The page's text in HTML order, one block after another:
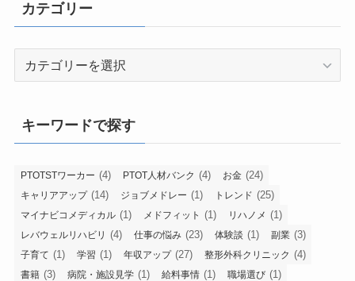
カテゴリー
キーワードで探す
PTOTSTワーカー (4) PTOT人材バンク (4) お金 (24)
キャリアアップ(14) ジョブメドレー (1) トレンド (25)
マイナビコメディカル (1) メドフィット (1) リハノメ (1)
レバウェルリハビリ (4) 仕事の悩み (23) 体験談 (1) 副業 (3)
子育て (1) 学習 (1) 年収アップ(27) 整形外科クリニック (4)
書籍 (3) 病院・施設見学 (1) 給料事情 (1) 職場選び (1)